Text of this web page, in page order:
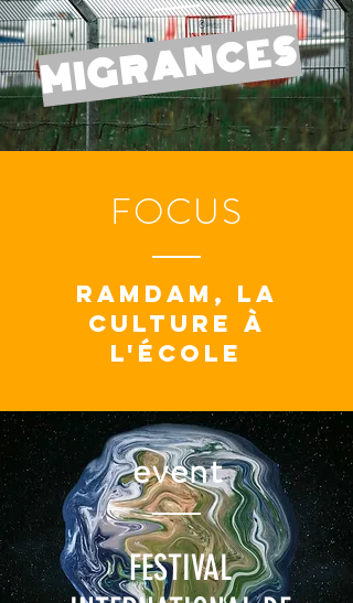
MIGRANCES
FOCUS
Ramdam, la
culture à
l'école
event
FESTIVAL